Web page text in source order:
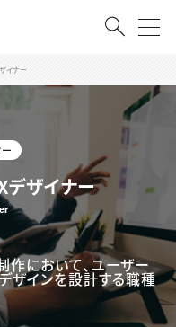
イナー
デザイナー
作において、ユーザー
ザインを設計する職種